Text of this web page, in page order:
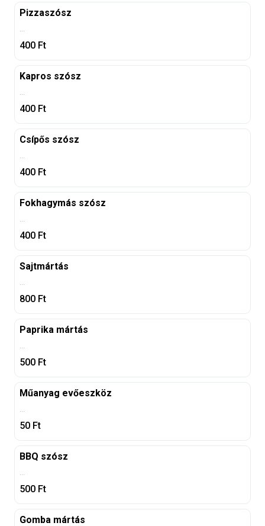
Pizzaszósz
...
400 Ft
Kapros szósz
...
400 Ft
Csípős szósz
...
400 Ft
Fokhagymás szósz
...
400 Ft
Sajtmártás
...
800 Ft
Paprika mártás
...
500 Ft
Műanyag evőeszköz
...
50 Ft
BBQ szósz
...
500 Ft
Gomba mártás